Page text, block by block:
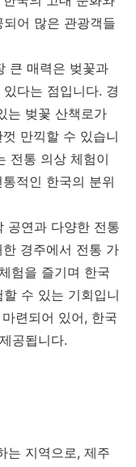
어 많은 관광객들
큰 매력은 벚꽃과
다는 점입니다. 경
는 벚꽃 산책로가
만끽할 수 있습니
전통 의상 체험이
적인 한국의 분위
공연과 다양한 전통
경주에서 전통 가
험을 즐기며 한국
수 있는 기회입니
련되어 있어, 한국
공됩니다.
는 지역으로, 제주